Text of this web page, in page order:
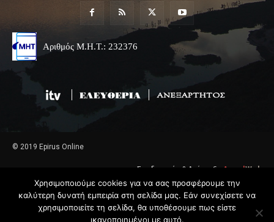
Αριθμός Μ.Η.Τ.: 232376
© 2019 Epirus Online
Σχεδιασμός & Ανάπτυξη AngelWeb
Χρησιμοποιούμε cookies για να σας προσφέρουμε την
καλύτερη δυνατή εμπειρία στη σελίδα μας. Εάν συνεχίσετε να
χρησιμοποιείτε τη σελίδα, θα υποθέσουμε πως είστε
ικανοποιημένοι με αυτό.